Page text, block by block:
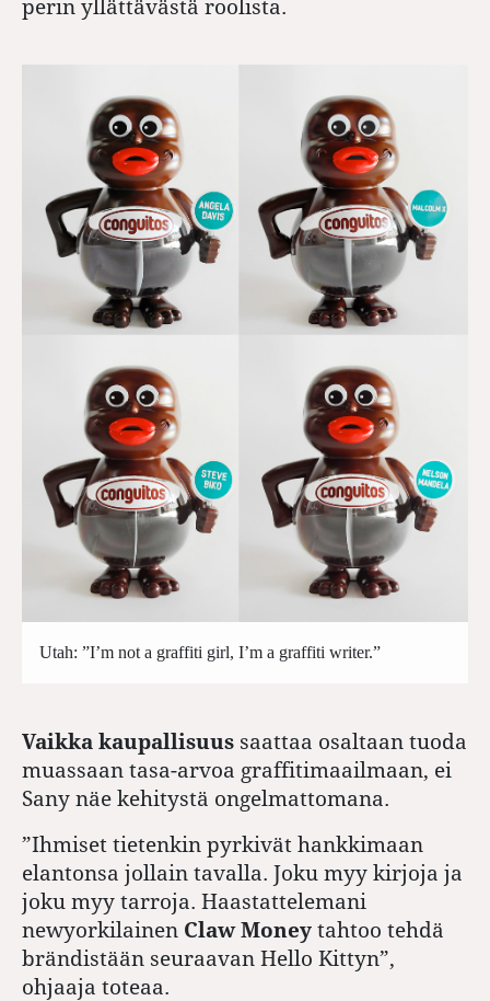
perin yllättävästä roolista.
Utah: ”I’m not a graffiti girl, I’m a graffiti writer.”
Vaikka kaupallisuus saattaa osaltaan tuoda
muassaan tasa-arvoa graffitimaailmaan, ei
Sany näe kehitystä ongelmattomana.
”Ihmiset tietenkin pyrkivät hankkimaan
elantonsa jollain tavalla. Joku myy kirjoja ja
joku myy tarroja. Haastattelemani
newyorkilainen Claw Money tahtoo tehdä
brändistään seuraavan Hello Kittyn”,
ohjaaja toteaa.